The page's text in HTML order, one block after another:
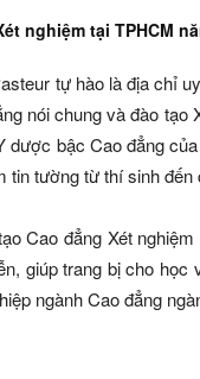
nghiệm tại TPHCM
tự hào là địa chỉ
nói chung và đào
dược bậc Cao đẳng
tin tường từ thí sinh
Cao đẳng Xét
giúp trang bị cho
ngành Cao đẳng